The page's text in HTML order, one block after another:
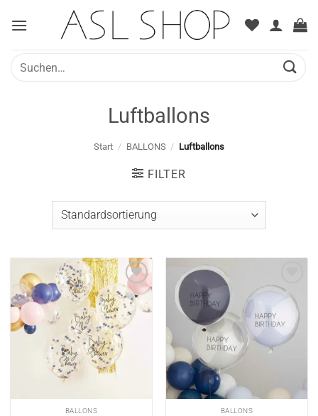
Inhalt
Suche
Luftballons
Start / BALLONS / Luftballons
FILTER
BALLONS BALLONS